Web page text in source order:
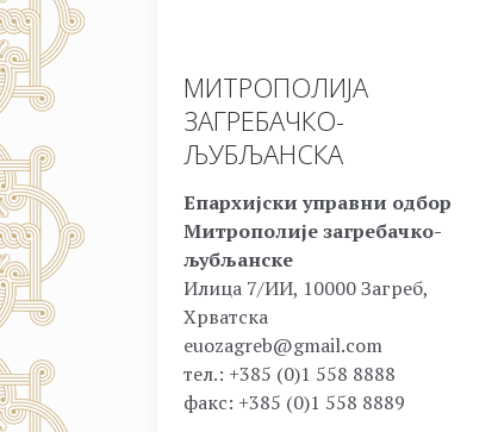
МИТРОПОЛИЈА
ЗАГРЕБАЧКО-
ЉУБЉАНСКА
Епархијски управни одбор
Митрополије загребачко-
љубљанске
Илица 7/ИИ, 10000 Загреб,
Хрватска
euozagreb@gmail.com
тел.: +385 (0)1 558 8888
факс: +385 (0)1 558 8889